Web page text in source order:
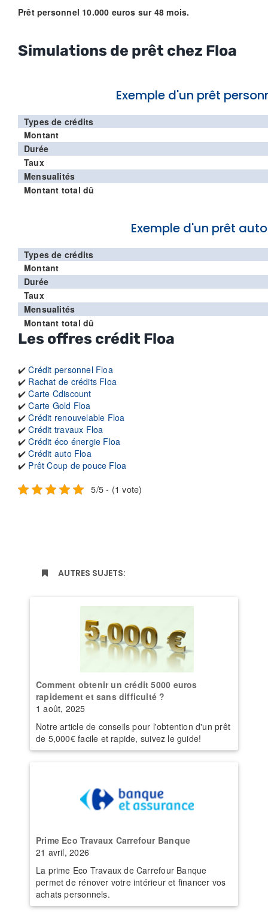
Prêt personnel 10.000 euros sur 48 mois.
Simulations de prêt chez Floa
Exemple d'un prêt
Types de crédits
Montant
Durée
Taux
Mensualités
Montant total dû
Exemple d'un prêt
Types de crédits
Montant
Durée
Taux
Mensualités
Montant total dû
Les offres crédit Floa
✔️Crédit personnel Floa
✔️ Rachat de crédits Floa
✔️Carte Cdiscount
✔️Carte Gold Floa
✔️Crédit renouvelable Floa
✔️Crédit travaux Floa
✔️Crédit éco énergie Floa
✔️Crédit auto Floa
✔️ Prêt Coup de pouce Floa
5/5 - (1 vote)
AUTRES SUJETS:
Comment obtenir un crédit 5000 euros
rapidement et sans difficulté ?
1 août, 2025
Notre article de conseils pour l'obtention d'un prêt
de 5,000€ facile et rapide, suivez le guide!
Prime Eco Travaux Carrefour Banque
21 avril, 2026
La prime Eco Travaux de Carrefour Banque
permet de rénover votre intérieur et financer vos
achats personnels.